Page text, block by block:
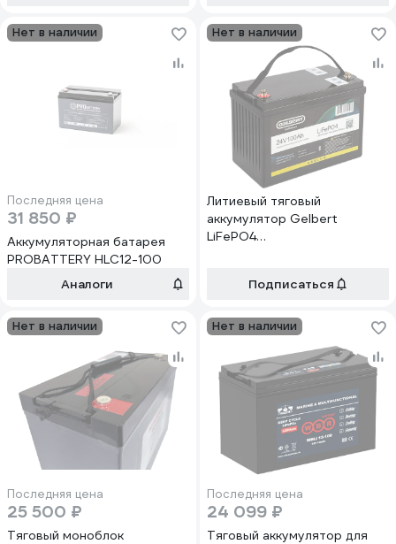
Нет в наличии
Последняя цена
31 850 ₽
Аккумуляторная батарея
PROBATTERY HLC12-100
Аналоги
Нет в наличии
Литиевый тяговый
аккумулятор Gelbert
LiFePO4
Подписаться
Нет в наличии
Последняя цена
25 500 ₽
Тяговый моноблок
Нет в наличии
Последняя цена
24 099 ₽
Тяговый аккумулятор для